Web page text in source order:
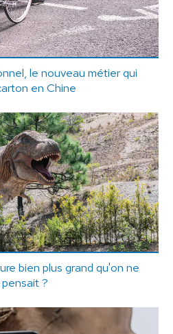
le nouveau métier qui
en Chine
bien plus grand qu'on ne
?